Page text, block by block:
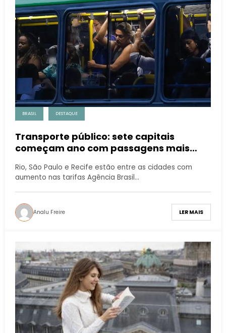
BRASIL DESTAQUE
Transporte público: sete capitais
começam ano com passagens mais
Rio, São Paulo e Recife estão entre as cidades com
aumento nas tarifas Agência Brasil…
Analu Freire LER MAIS